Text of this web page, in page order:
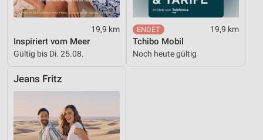
19,9 km
Inspiriert vom Meer
Gültig bis Di. 25.08.
19,9 km
Tchibo Mobil
Noch heute gültig
Jeans Fritz